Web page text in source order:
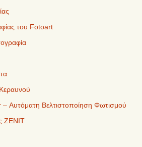
του Fotoart
Αυτόματη Βελτιστοποίηση Φωτισμού
ZENIT